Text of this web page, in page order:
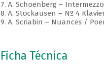
7. A. Schoenberg –
8. A. Stockausen – Nº 4
9. A. Scriabin – Nuances /
Ficha Técnica